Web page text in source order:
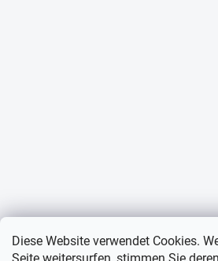
Diese Website verwendet Cookies.